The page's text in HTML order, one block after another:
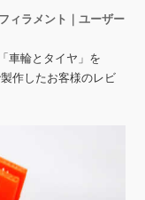
ィラメント｜ユーザー
車輪とタイヤ」を
作したお客様のレビ